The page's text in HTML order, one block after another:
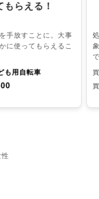
らえる！
手放すことに。大事
に使ってもらえるこ
も用自転車